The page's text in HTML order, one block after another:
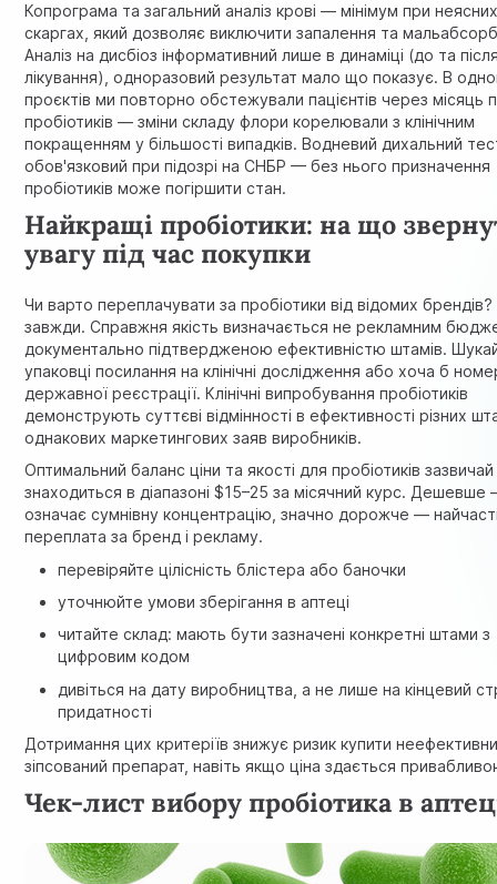
Копрограма та загальний аналіз крові — мінімум при
скаргах, який дозволяє виключити запалення та
Аналіз на дисбіоз інформативний лише в динаміці (до та
лікування), одноразовий результат мало що показує. В
проєктів ми повторно обстежували пацієнтів через місяць
пробіотиків — зміни складу флори корелювали з клінічним
покращенням у більшості випадків. Водневий дихальний
обов'язковий при підозрі на СНБР — без нього призначення
пробіотиків може погіршити стан.
Найкращі пробіотики: на що
увагу під час покупки
Чи варто переплачувати за пробіотики від відомих
завжди. Справжня якість визначається не рекламним
документально підтвердженою ефективністю штамів.
упаковці посилання на клінічні дослідження або хоча б
державної реєстрації.Клінічні випробування пробіотиків
демонструють суттєві відмінності в ефективності різних
однакових маркетингових заяв виробників.
Оптимальний баланс ціни та якості для пробіотиків зазвичай
знаходиться в діапазоні $15–25 за місячний курс.
означає сумнівну концентрацію, значно дорожче —
переплата за бренд і рекламу.
перевіряйте цілісність блістера або баночки
уточнюйте умови зберігання в аптеці
читайте склад: мають бути зазначені конкретні штами з
цифровим кодом
дивіться на дату виробництва, а не лише на кінцевий
придатності
Дотримання цих критеріїв знижує ризик купити
зіпсований препарат, навіть якщо ціна здається
Чек-лист вибору пробіотика в